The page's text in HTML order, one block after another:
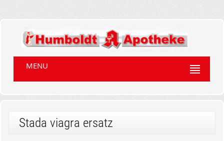
MENU
Stada viagra ersatz